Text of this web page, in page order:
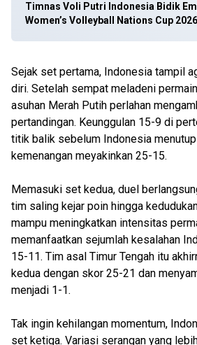
Timnas Voli Putri Indonesia Bidik
Women’s Volleyball Nations Cup 2026
Sejak set pertama, Indonesia tampil
diri. Setelah sempat meladeni
asuhan Merah Putih perlahan
pertandingan. Keunggulan 15-9 di
titik balik sebelum Indonesia
kemenangan meyakinkan 25-15.
Memasuki set kedua, duel
tim saling kejar poin hingga
mampu meningkatkan intensitas
memanfaatkan sejumlah kesalahan
15-11. Tim asal Timur Tengah itu
kedua dengan skor 25-21 dan
menjadi 1-1.
Tak ingin kehilangan momentum,
set ketiga. Variasi serangan yang